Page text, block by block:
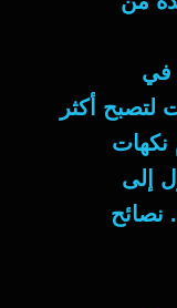
في
لتصبح أكثر
إلى
نصائح